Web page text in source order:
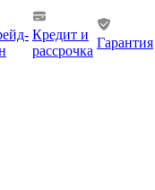
Кредит и
рассрочка
Гарантия